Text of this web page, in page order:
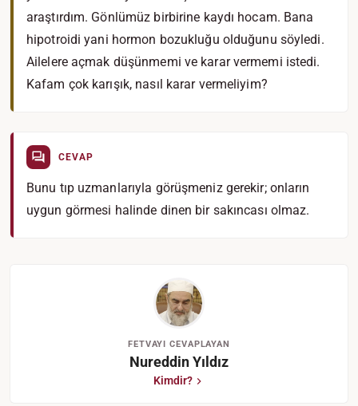
araştırdım. Gönlümüz birbirine kaydı hocam. Bana
hipotroidi yani hormon bozukluğu olduğunu söyledi.
Ailelere açmak düşünmemi ve karar vermemi istedi.
Kafam çok karışık, nasıl karar vermeliyim?
CEVAP
Bunu tıp uzmanlarıyla görüşmeniz gerekir; onların
uygun görmesi halinde dinen bir sakıncası olmaz.
FETVAYI CEVAPLAYAN
Nureddin Yıldız
Kimdir?